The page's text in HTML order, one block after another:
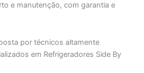
e manutenção, com garantia e
por técnicos altamente
em Refrigeradores Side By